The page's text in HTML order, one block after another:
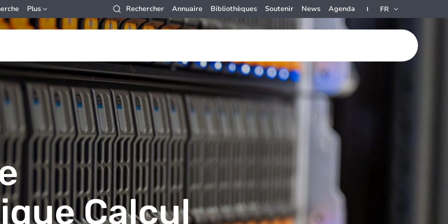
Plus Rechercher Annuaire Bibliothèques Soutenir News Agenda FR
Calcul